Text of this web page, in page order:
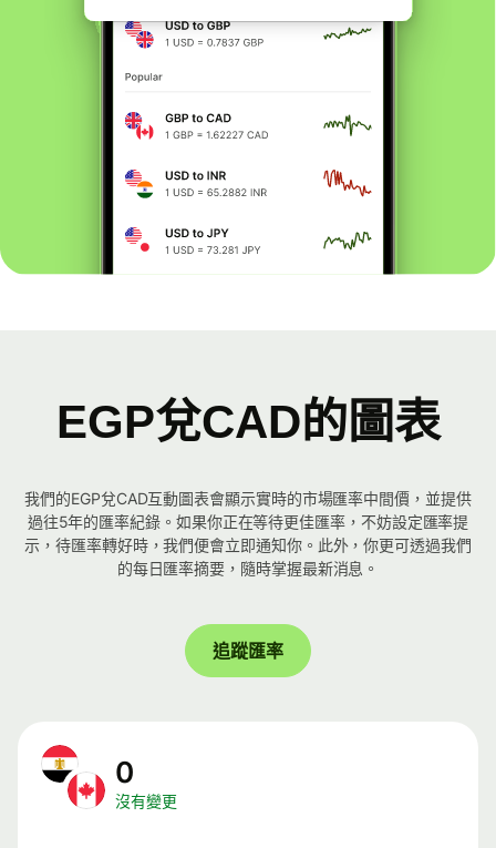
EGP兌CAD的圖表
我們的EGP兌CAD互動圖表會顯示實時的市場匯率中間價，並提供
過往5年的匯率紀錄。如果你正在等待更佳匯率，不妨設定匯率提
示，待匯率轉好時，我們便會立即通知你。此外，你更可透過我們
的每日匯率摘要，隨時掌握最新消息。
追蹤匯率
0
沒有變更